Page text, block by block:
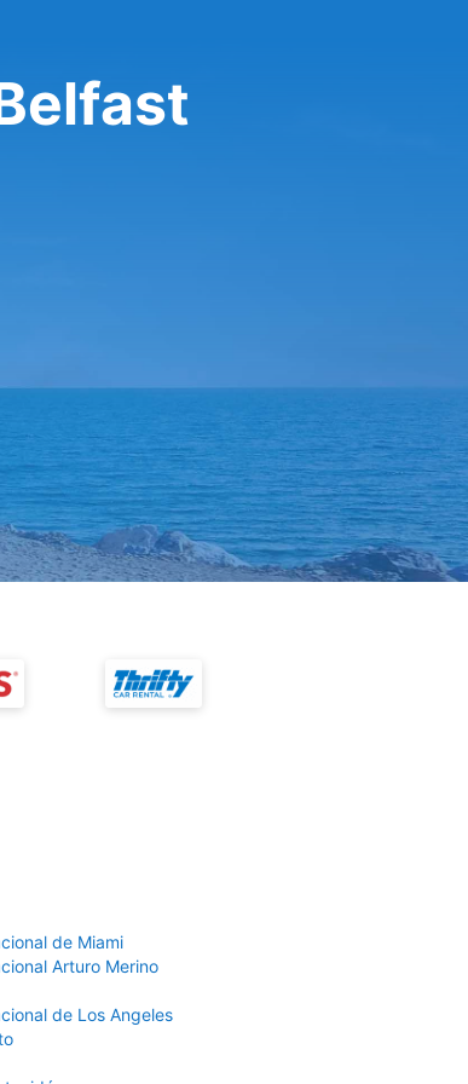
de Miami
Arturo Merino
de Los Angeles